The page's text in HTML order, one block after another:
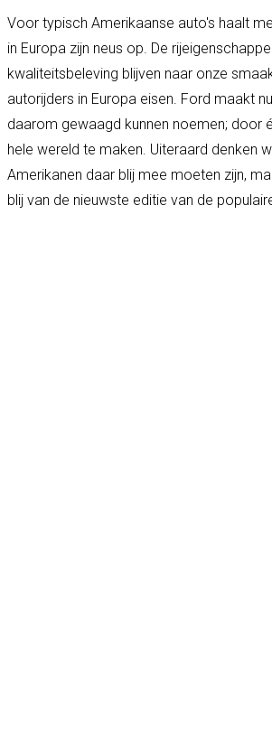
Voor typisch Amerikaanse auto's haalt
in Europa zijn neus op. De
kwaliteitsbeleving blijven naar onze
autorijders in Europa eisen. Ford maakt
daarom gewaagd kunnen noemen; door
hele wereld te maken. Uiteraard denken
Amerikanen daar blij mee moeten zijn,
blij van de nieuwste editie van de